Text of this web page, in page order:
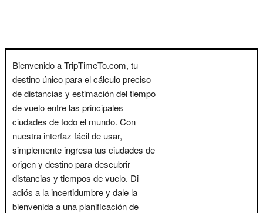
Bienvenido a TripTimeTo.com, tu
destino único para el cálculo preciso
de distancias y estimación del tiempo
de vuelo entre las principales
ciudades de todo el mundo. Con
nuestra interfaz fácil de usar,
simplemente ingresa tus ciudades de
origen y destino para descubrir
distancias y tiempos de vuelo. Di
adiós a la incertidumbre y dale la
bienvenida a una planificación de